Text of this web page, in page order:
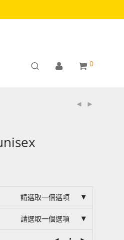
0
請選取一個選項
請選取一個選項